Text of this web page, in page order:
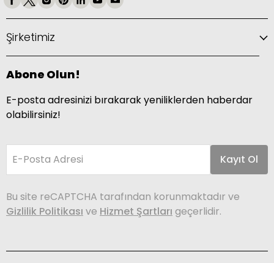
Şirketimiz
Abone Olun!
E-posta adresinizi bırakarak yeniliklerden haberdar
olabilirsiniz!
E-Posta Adresi Kayıt Ol
Bu site reCAPTCHA tarafından korunmaktadır ve
Gizlilik Politikası ve Hizmet Şartları geçerlidir.